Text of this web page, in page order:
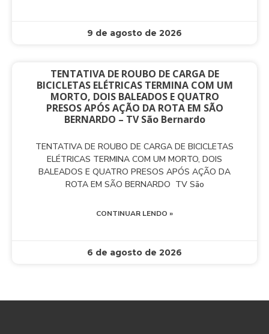
9 de agosto de 2026
TENTATIVA DE ROUBO DE CARGA DE
BICICLETAS ELÉTRICAS TERMINA COM UM
MORTO, DOIS BALEADOS E QUATRO
PRESOS APÓS AÇÃO DA ROTA EM SÃO
BERNARDO – TV São Bernardo
TENTATIVA DE ROUBO DE CARGA DE BICICLETAS
ELÉTRICAS TERMINA COM UM MORTO, DOIS
BALEADOS E QUATRO PRESOS APÓS AÇÃO DA
ROTA EM SÃO BERNARDO TV São
CONTINUAR LENDO »
6 de agosto de 2026